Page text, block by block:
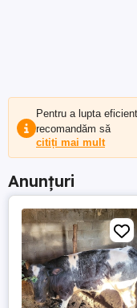
Pentru a lupta
recomandăm să
citiți mai mult
Anunțuri